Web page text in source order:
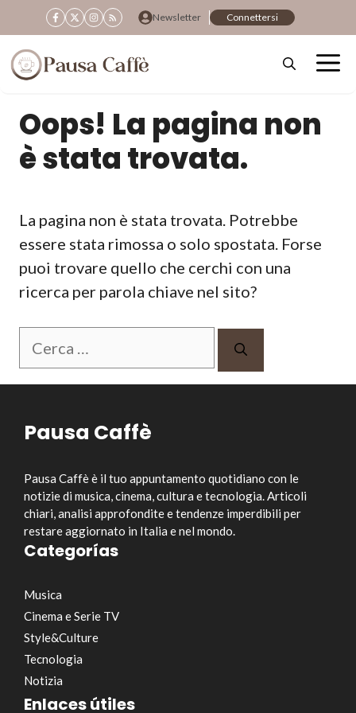
al
contenuto
Newsletter Connettersi
Oops! La pagina non
è stata trovata.
La pagina non è stata trovata. Potrebbe
essere stata rimossa o solo spostata. Forse
puoi trovare quello che cerchi con una
ricerca per parola chiave nel sito?
Ricerca
Pausa Caffè
Pausa Caffè è il tuo appuntamento quotidiano con le
notizie di musica, cinema, cultura e tecnologia. Articoli
chiari, analisi approfondite e tendenze imperdibili per
restare aggiornato in Italia e nel mondo.
Categorías
Musica
Cinema e Serie TV
Style&Culture
Tecnologia
Notizia
Enlaces útiles